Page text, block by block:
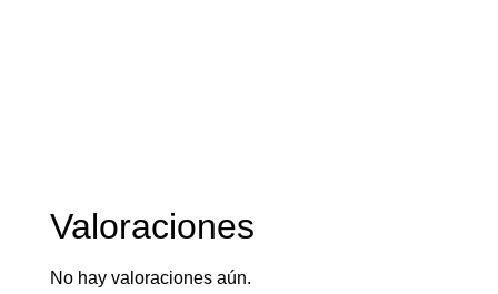
Valoraciones
No hay valoraciones aún.